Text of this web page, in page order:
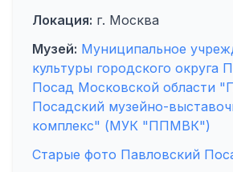
Локация: г. Москва
Музей: Муниципальное
культуры городского округа
Посад Московской области
Посадский музейно-
комплекс" (МУК "ППМВК")
Старые фото Павловский